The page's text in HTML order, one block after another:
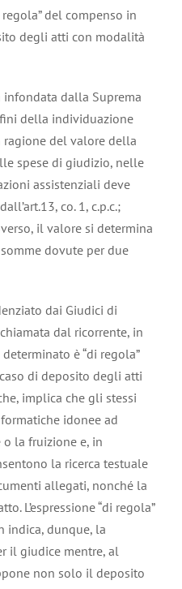
del compenso in
degli atti con modalità
dalla Suprema
della individuazione
del valore della
spese di giudizio, nelle
assistenziali deve
co. 1, c.p.c.;
il valore si determina
dovute per due
dai Giudici di
dal ricorrente, in
è “di regola”
di deposito degli atti
implica che gli stessi
idonee ad
la fruizione e, in
la ricerca testuale
allegati, nonché la
L’espressione “di regola”
indica, dunque, la
il giudice mentre, al
non solo il deposito